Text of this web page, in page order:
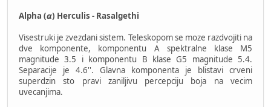
Alpha (𝞪) Herculis - Rasalgethi
Visestruki je zvezdani sistem. Teleskopom se moze razdvojiti na
dve komponente, komponentu A spektralne klase M5
magnitude 3.5 i komponentu B klase G5 magnitude 5.4.
Separacije je 4.6''. Glavna komponenta je blistavi crveni
superdzin sto pravi zaniljivu percepciju boja na vecim
uvecanjima.